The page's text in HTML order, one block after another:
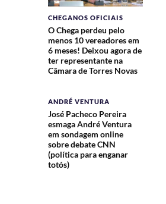
CHEGANOS OFICIAIS
O Chega perdeu pelo
menos 10 vereadores em
6 meses! Deixou agora de
ter representante na
Câmara de Torres Novas
ANDRÉ VENTURA
José Pacheco Pereira
esmaga André Ventura
em sondagem online
sobre debate CNN
(política para enganar
totós)